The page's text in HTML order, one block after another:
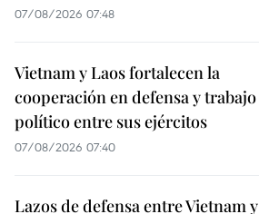
07/08/2026 07:48
Vietnam y Laos fortalecen la
cooperación en defensa y trabajo
político entre sus ejércitos
07/08/2026 07:40
Lazos de defensa entre Vietnam y